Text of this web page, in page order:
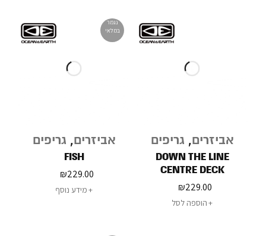
אביזרים, גריפים
DOWN THE LINE
CENTRE DECK
₪229.00
הוספה לסל
נגמר
במלאי
אביזרים, גריפים
FISH
₪229.00
מידע נוסף